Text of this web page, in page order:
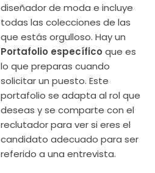
diseñador de moda e incluye
todas las colecciones de las
que estás orgulloso. Hay un
Portafolio específico que es
lo que preparas cuando
solicitar un puesto. Este
portafolio se adapta al rol que
deseas y se comparte con el
reclutador para ver si eres el
candidato adecuado para ser
referido a una entrevista.